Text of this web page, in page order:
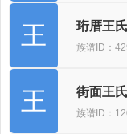
王 珩厝王
族谱ID：
王 街面王
族谱ID：